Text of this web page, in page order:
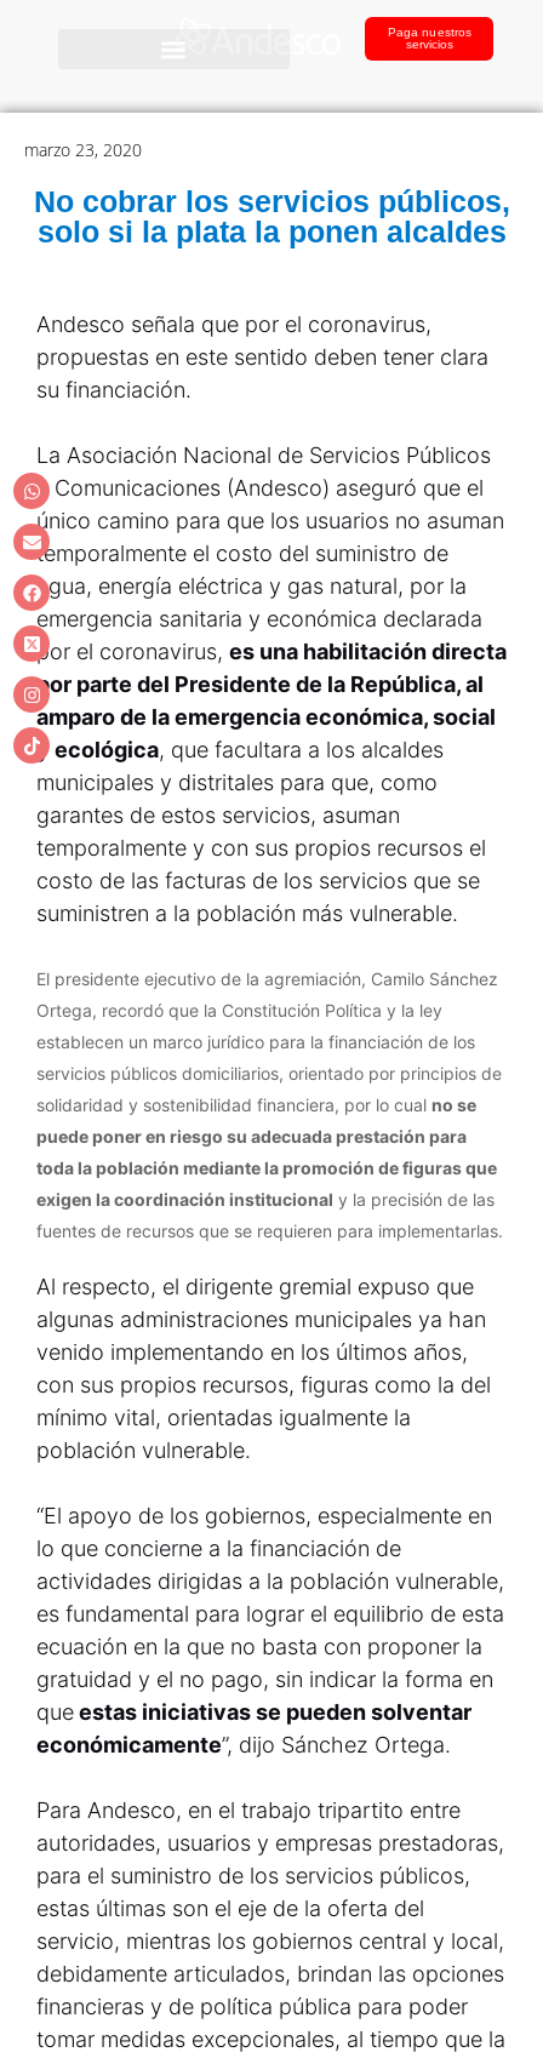
Paga nuestros
servicios
marzo 23, 2020
No cobrar los servicios públicos,
solo si la plata la ponen alcaldes
Andesco señala que por el coronavirus,
propuestas en este sentido deben tener clara
su financiación.
La Asociación Nacional de Servicios Públicos
y Comunicaciones (Andesco) aseguró que el
único camino para que los usuarios no asuman
temporalmente el costo del suministro de
agua, energía eléctrica y gas natural, por la
emergencia sanitaria y económica declarada
por el coronavirus, es una habilitación directa
por parte del Presidente de la República, al
amparo de la emergencia económica, social
y ecológica, que facultara a los alcaldes
municipales y distritales para que, como
garantes de estos servicios, asuman
temporalmente y con sus propios recursos el
costo de las facturas de los servicios que se
suministren a la población más vulnerable.
El presidente ejecutivo de la agremiación, Camilo Sánchez
Ortega, recordó que la Constitución Política y la ley
establecen un marco jurídico para la financiación de los
servicios públicos domiciliarios, orientado por principios de
solidaridad y sostenibilidad financiera, por lo cual no se
puede poner en riesgo su adecuada prestación para
toda la población mediante la promoción de figuras que
exigen la coordinación institucional y la precisión de las
fuentes de recursos que se requieren para implementarlas.
Al respecto, el dirigente gremial expuso que
algunas administraciones municipales ya han
venido implementando en los últimos años,
con sus propios recursos, figuras como la del
mínimo vital, orientadas igualmente la
población vulnerable.
“El apoyo de los gobiernos, especialmente en
lo que concierne a la financiación de
actividades dirigidas a la población vulnerable,
es fundamental para lograr el equilibrio de esta
ecuación en la que no basta con proponer la
gratuidad y el no pago, sin indicar la forma en
queestas iniciativas se pueden solventar
económicamente”, dijo Sánchez Ortega.
Para Andesco, en el trabajo tripartito entre
autoridades, usuarios y empresas prestadoras,
para el suministro de los servicios públicos,
estas últimas son el eje de la oferta del
servicio, mientras los gobiernos central y local,
debidamente articulados, brindan las opciones
financieras y de política pública para poder
tomar medidas excepcionales, al tiempo que la